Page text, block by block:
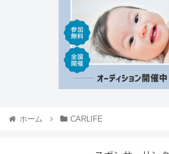
ホーム CARLIFE